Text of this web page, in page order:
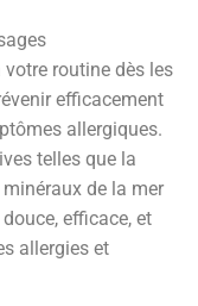
routine dès les
efficacement
allergiques.
telles que la
de la mer
efficace, et
allergies et